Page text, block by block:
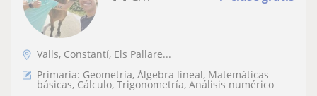
Valls, Constantí, Els Pallare...
Primaria: Geometría, Álgebra lineal, Matemáticas
básicas, Cálculo, Trigonometría, Análisis numérico